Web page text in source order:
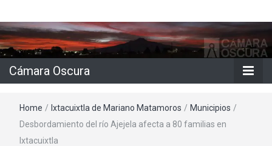
Cámara
Oscura
Cámara Oscura
Home / Ixtacuixtla de Mariano Matamoros / Municipios /
Desbordamiento del río Ajejela afecta a 80 familias en
Ixtacuixtla